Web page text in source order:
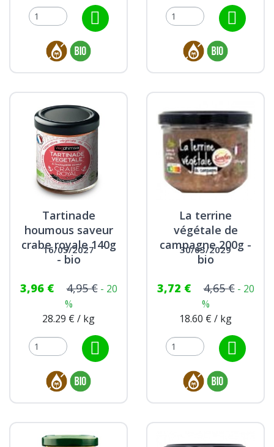
Tartinade
houmous saveur
crabe royale 140g
- bio
16/05/2027
3,96 € 4,95 € - 20
%
28.29 € / kg
La terrine
végétale de
campagne 200g -
bio
30/03/2029
3,72 € 4,65 € - 20
%
18.60 € / kg